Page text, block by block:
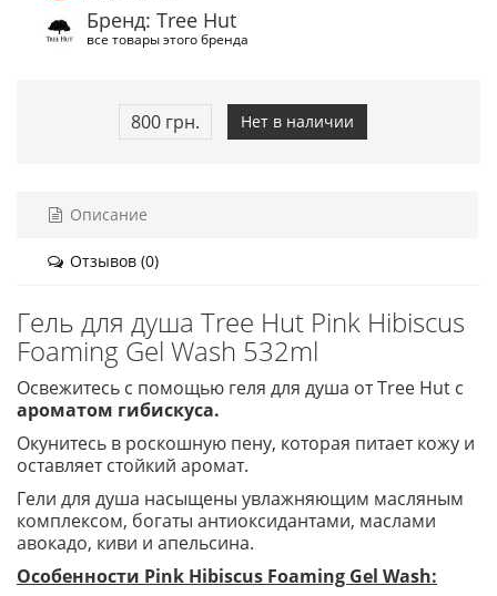
Бренд: Tree Hut
все товары этого бренда
800 грн. Нет в наличии
Описание
Отзывов (0)
Гель для душа Tree Hut Pink Hibiscus
Foaming Gel Wash 532ml
Освежитесь с помощью геля для душа от Tree Hut с
ароматом гибискуса.
Окунитесь в роскошную пену, которая питает кожу и
оставляет стойкий аромат.
Гели для душа насыщены увлажняющим масляным
комплексом, богаты антиоксидантами, маслами
авокадо, киви и апельсина.
Особенности Pink Hibiscus Foaming Gel Wash: